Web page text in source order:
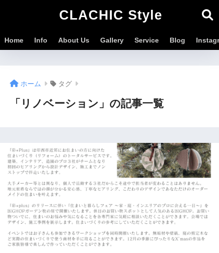
CLACHIC Style
Home Info About Us Gallery Service Blog
ホーム タグ
「リノベーション」の記事一覧